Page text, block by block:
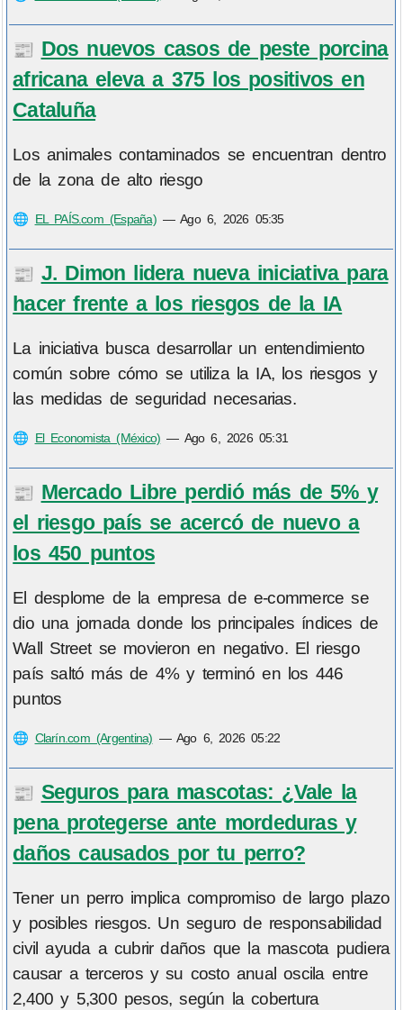
📰 Dos nuevos casos de peste porcina
africana eleva a 375 los positivos en
Cataluña
Los animales contaminados se encuentran dentro
de la zona de alto riesgo
🌐 EL PAÍS.com (España)—Ago 6, 2026 05:35
📰 J. Dimon lidera nueva iniciativa para
hacer frente a los riesgos de la IA
La iniciativa busca desarrollar un entendimiento
común sobre cómo se utiliza la IA, los riesgos y
las medidas de seguridad necesarias.
🌐 El Economista (México) — Ago 6, 2026 05:31
📰 Mercado Libre perdió más de 5% y
el riesgo país se acercó de nuevo a
los 450 puntos
El desplome de la empresa de e-commerce se
dio una jornada donde los principales índices de
Wall Street se movieron en negativo. El riesgo
país saltó más de 4% y terminó en los 446
puntos
🌐 Clarín.com (Argentina) — Ago 6, 2026 05:22
📰 Seguros para mascotas: ¿Vale la
pena protegerse ante mordeduras y
daños causados por tu perro?
Tener un perro implica compromiso de largo plazo
y posibles riesgos. Un seguro de responsabilidad
civil ayuda a cubrir daños que la mascota pudiera
causar a terceros y su costo anual oscila entre
2,400 y 5,300 pesos, según la cobertura